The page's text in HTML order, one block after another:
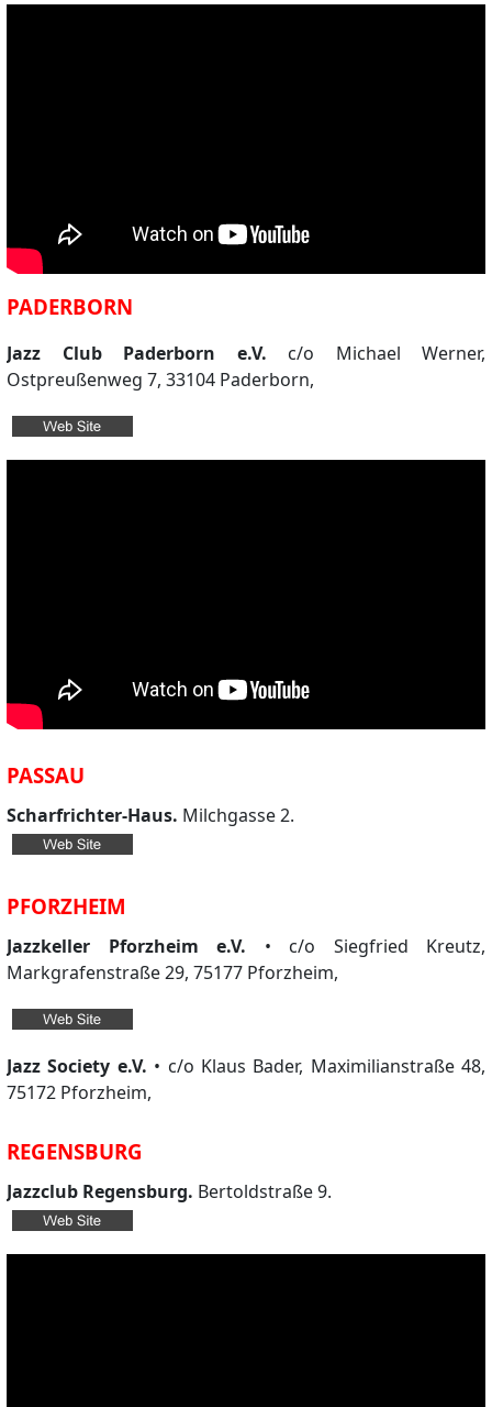
PADERBORN
Jazz Club Paderborn e.V. c/o Michael Werner,
Ostpreußenweg 7, 33104 Paderborn,
PASSAU
Scharfrichter-Haus. Milchgasse 2.
PFORZHEIM
Jazzkeller Pforzheim e.V. • c/o Siegfried Kreutz,
Markgrafenstraße 29, 75177 Pforzheim,
Jazz Society e.V. • c/o Klaus Bader, Maximilianstraße 48,
75172 Pforzheim,
REGENSBURG
Jazzclub Regensburg. Bertoldstraße 9.